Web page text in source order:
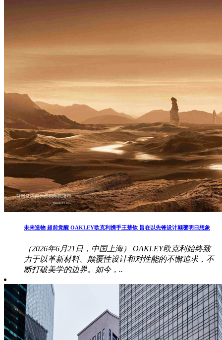
未来造物 超前觉醒 OAKLEY欧克利携手王楚钦 旨在以先锋设计颠覆明日想象
（2026年6月21日，中国上海） OAKLEY欧克利始终致
力于以革新材料、颠覆性设计和对性能的不懈追求，不
断打破美学的边界。如今，..